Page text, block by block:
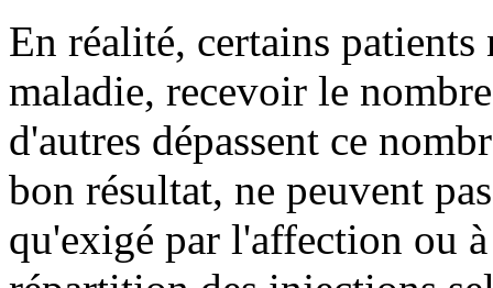
En réalité, certains
maladie, recevoir le
d'autres dépassent ce
bon résultat, ne peuvent
qu'exigé par l'affection ou